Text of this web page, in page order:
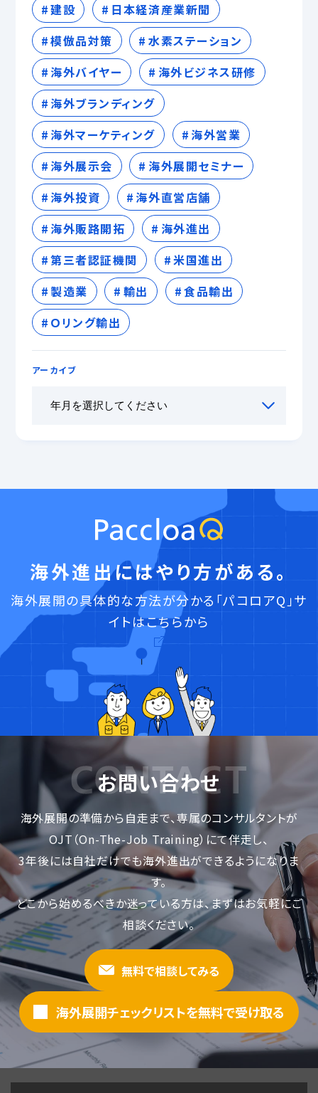
建設
日本経済産業新聞
模倣品対策
水素ステーション
海外バイヤー
海外ビジネス研修
海外ブランディング
海外マーケティング
海外営業
海外展示会
海外展開セミナー
海外投資
海外直営店舗
海外販路開拓
海外進出
第三者認証機関
米国進出
製造業
輸出
食品輸出
Ｏリング輸出
アーカイブ
海外進出にはやり方がある。
海外展開の具体的な方法が分かる「パコロアQ」サ
イトはこちらから
お問い合わせ
海外展開の準備から自走まで、専属のコンサルタントが
OJT（On-The-Job Training）にて伴走し、
3年後には自社だけでも海外進出ができるようになりま
す。
どこから始めるべきか迷っている方は、まずはお気軽にご
相談ください。
無料で相談してみる
海外展開チェックリストを無料で受け取る